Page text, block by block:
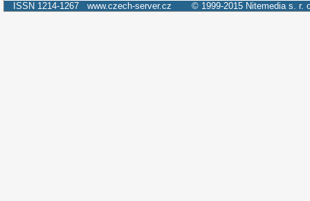
ISSN 1214-1267 www.czech-server.cz © 1999-2015 Nitemedia s. r.